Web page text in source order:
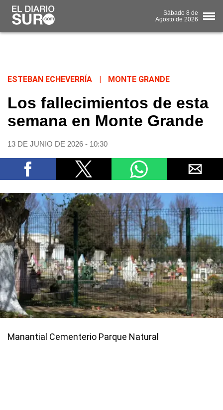
Sábado 8 de
Agosto de 2026
ESTEBAN ECHEVERRÍA MONTE GRANDE
Los fallecimientos de esta
semana en Monte Grande
13 DE JUNIO DE 2026 - 10:30
Manantial Cementerio Parque Natural